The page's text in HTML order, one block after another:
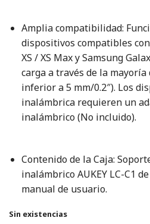
Amplia compatibilidad:
dispositivos compatibles
XS / XS Max y Samsung
carga a través de la mayoría
inferior a 5 mm/0.2″). Los
inalámbrica requieren un
inalámbrico (No incluido).
Contenido de la Caja:
inalámbrico AUKEY LC-C1
manual de usuario.
Sin existencias